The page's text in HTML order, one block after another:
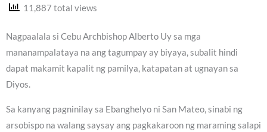
11,887 total views
Nagpaalala si Cebu Archbishop Alberto Uy sa mga
mananampalataya na ang tagumpay ay biyaya, subalit hindi
dapat makamit kapalit ng pamilya, katapatan at ugnayan sa
Diyos.
Sa kanyang pagninilay sa Ebanghelyo ni San Mateo, sinabi ng
arsobispo na walang saysay ang pagkakaroon ng maraming salapi